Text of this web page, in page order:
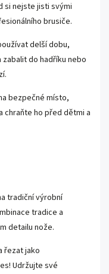
si nejste jisti svými
brusiče.
delší dobu,
do hadříku nebo
bezpečné místo,
chraňte ho před dětmi a
tradiční výrobní
tradice a
detailu nože.
řezat jako
Udržujte své